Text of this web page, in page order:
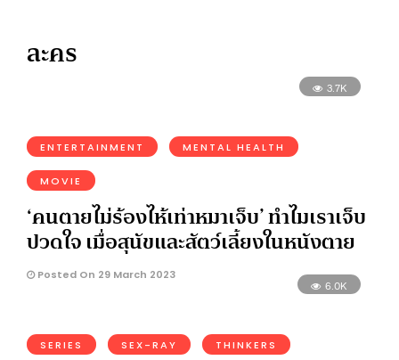
ละคร
3.7K
ENTERTAINMENT MENTAL HEALTH
MOVIE
‘คนตายไม่ร้องไห้เท่าหมาเจ็บ’ ทำไมเราเจ็บ
ปวดใจ เมื่อสุนัขและสัตว์เลี้ยงในหนังตาย
Posted On 29 March 2023
6.0K
SERIES SEX-RAY THINKERS